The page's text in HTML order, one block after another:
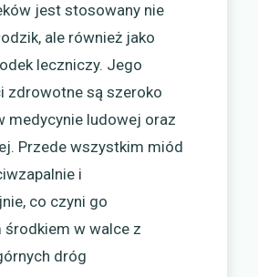
jest stosowany nie
ale również jako
leczniczy. Jego
zdrowotne są szeroko
medycynie ludowej oraz
Przede wszystkim miód
i
co czyni go
środkiem w walce z
dróg